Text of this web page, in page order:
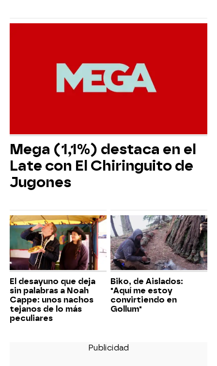
Mega (1,1%) destaca en el
Late con El Chiringuito de
Jugones
El desayuno que deja
sin palabras a Noah
Cappe: unos nachos
tejanos de lo más
peculiares
Biko, de Aislados:
"Aquí me estoy
convirtiendo en
Gollum"